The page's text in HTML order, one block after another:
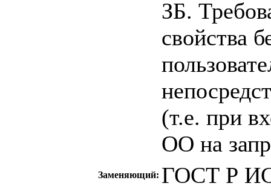
ЗБ.
свойства
(т.е. при
ОО на
Заменяющий: ГОСТ Р